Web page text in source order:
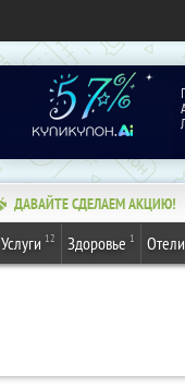
ДАВАЙТЕ СДЕЛАЕМ АКЦИЮ!
Услуги 12 Здоровье 1 Отели